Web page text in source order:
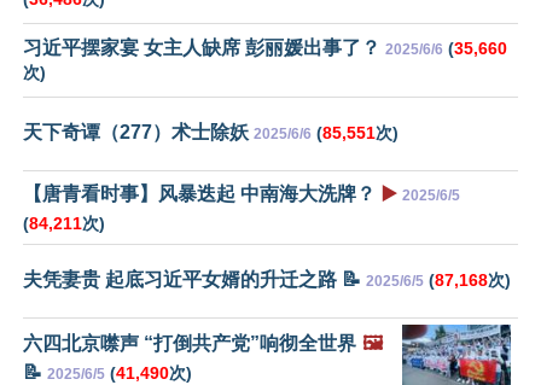
习近平摆家宴 女主人缺席 彭丽媛出事了？ 2025/6/6 (35,660
次)
天下奇谭（277）术士除妖 2025/6/6 (85,551次)
【唐青看时事】风暴迭起 中南海大洗牌？ ▶️ 2025/6/5
(84,211次)
夫凭妻贵 起底习近平女婿的升迁之路 📝 2025/6/5 (87,168次)
六四北京噤声 “打倒共产党”响彻全世界 🖼️
📝 2025/6/5 (41,490次)